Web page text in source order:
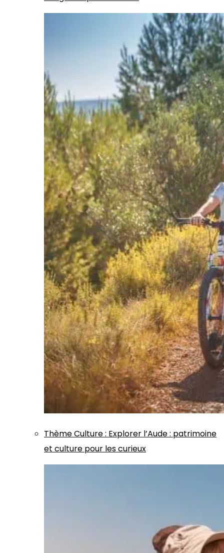
ThèmeCulture: Explorer l’Aude : patrimoine
et culture pour les curieux